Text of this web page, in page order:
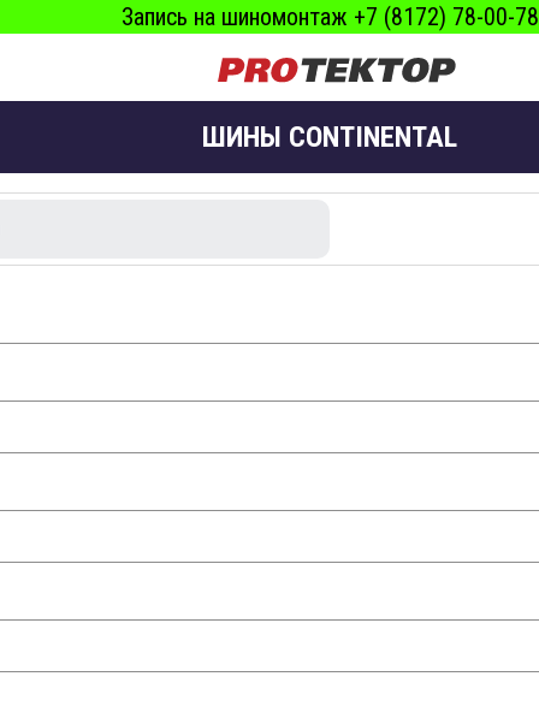
Запись на шиномонтаж +7 (8172) 78-00-78
ШИНЫ CONTINENTAL